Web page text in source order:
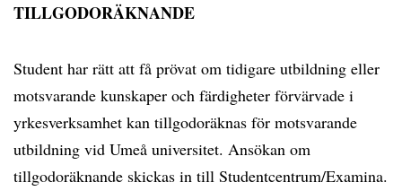
TILLGODORÄKNANDE
Student har rätt att få prövat om tidigare utbildning eller
motsvarande kunskaper och färdigheter förvärvade i
yrkesverksamhet kan tillgodoräknas för motsvarande
utbildning vid Umeå universitet. Ansökan om
tillgodoräknande skickas in till Studentcentrum/Examina.